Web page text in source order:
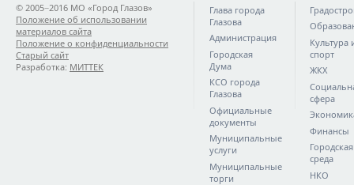
© 2005−2016 МО «Город Глазов»
Положение об использовании
материалов сайта
Положение о конфиденциальности
Старый сайт
Разработка: МИТТЕК
Глава города
Глазова
Администрация
Городская
Дума
КСО города
Глазова
Официальные
документы
Муниципальные
услуги
Муниципальные
торги
Культура
спорт
ЖКХ
сфера
Финансы
Городская
среда
НКО